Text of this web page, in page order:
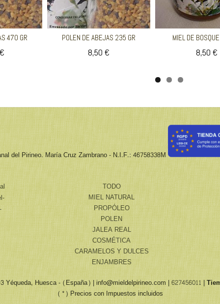
470 GR POLEN DE ABEJAS 235 GR
8,50 €
MIEL DE
8,50 €
del Pirineo. María Cruz Zambrano - N.I.F.: 46758338M
TODO
MIEL NATURAL
PROPÓLEO
POLEN
JALEA REAL
COSMÉTICA
CARAMELOS Y DULCES
ENJAMBRES
Yéqueda, Huesca - (España) | info@mieldelpirineo.com |627456011|
(*) Precios con Impuestos incluidos